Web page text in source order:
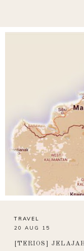
TRAVEL
20 AUG 15
[TERIOS]